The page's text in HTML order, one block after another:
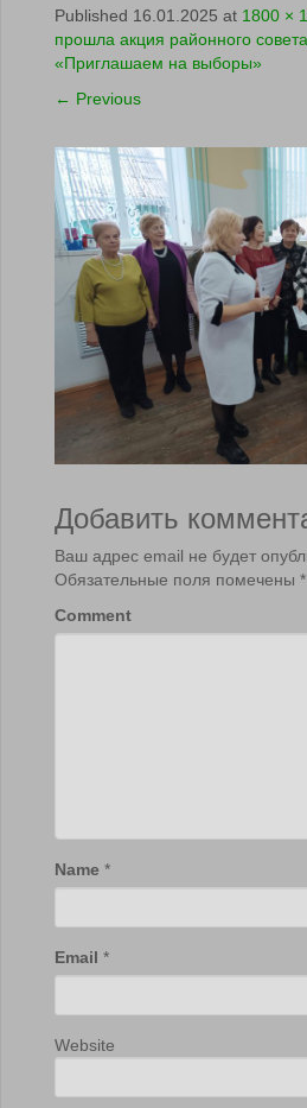
Published 16.01.2025 at 1800 ×
прошла акция районного
«Приглашаем на выборы»
← Previous
Добавить
Ваш адрес email не будет
Обязательные поля помечены *
Comment
Name *
Email *
Website